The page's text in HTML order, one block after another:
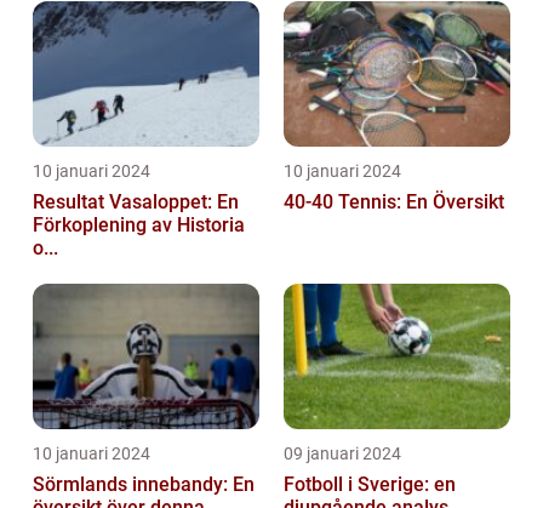
10 januari 2024
Resultat Vasaloppet: En
Förkoplening av Historia
o...
10 januari 2024
40-40 Tennis: En Översikt
10 januari 2024
Sörmlands innebandy: En
09 januari 2024
Fotboll i Sverige: en